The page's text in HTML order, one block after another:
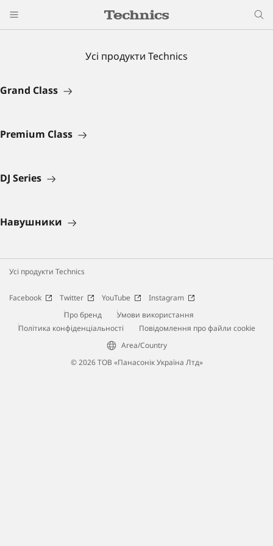
Усі продукти Technics
Grand Class
Premium Class
DJ Series
Навушники
Усі продукти Technics
Facebook Twitter YouTube
Instagram
Про бренд
Умови використання
Політика конфіденціальності
Повідомлення про файли cookie
Area/Country
© 2026 ТОВ «Панасонік Україна Лтд»